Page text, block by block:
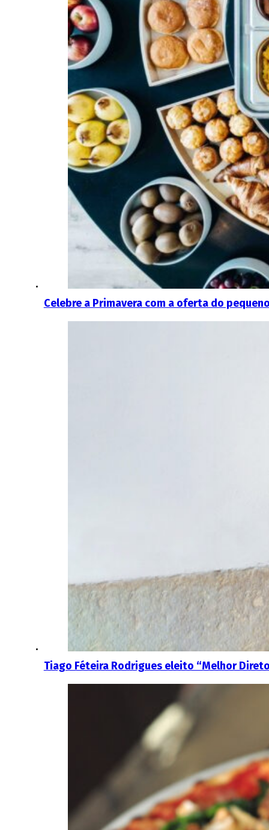
Celebre a Primavera com a oferta do
Tiago Féteira Rodrigues eleito “Melhor